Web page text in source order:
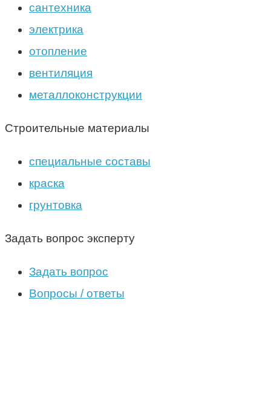
сантехника
электрика
отопление
вентиляция
металлоконструкции
Строительные материалы
специальные составы
краска
грунтовка
Задать вопрос эксперту
Задать вопрос
Вопросы / ответы